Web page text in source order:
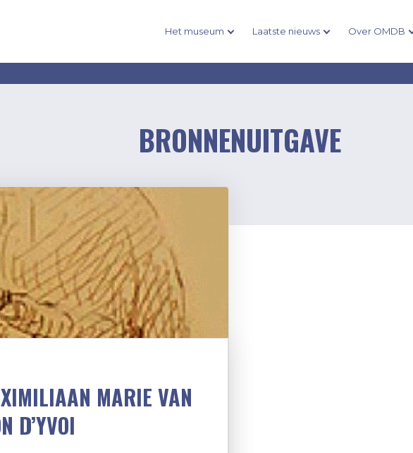
Het museum Laatste nieuws Over OMDB
BRONNENUITGAVE
MARIE VAN
D’YVOI